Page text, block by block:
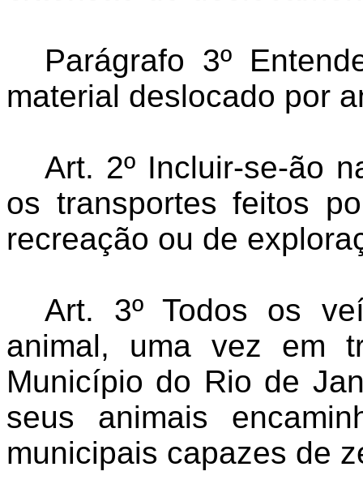
Parágrafo 3º
material deslocado por
Art. 2º Incluir-se-ão
os transportes feitos
recreação ou de
Art. 3º Todos os
animal, uma vez em
Município do Rio de
seus animais
municipais capazes de